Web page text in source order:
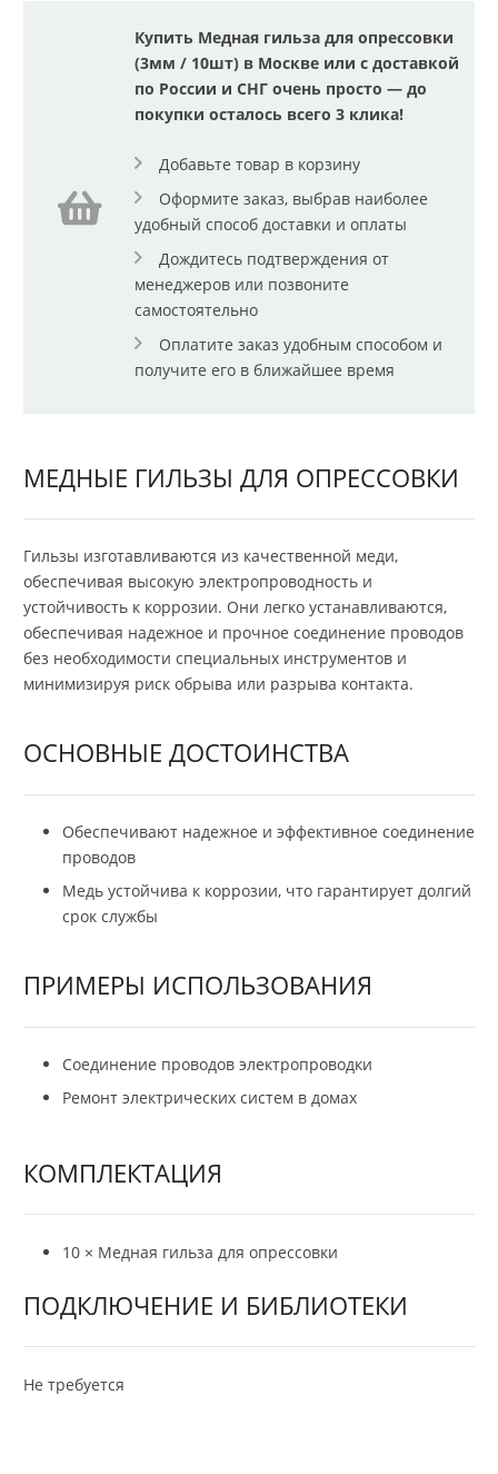
Купить Медная гильза для опрессовки
(3мм / 10шт) в Москве или с доставкой
по России и СНГ очень просто — до
покупки осталось всего 3 клика!
Добавьте товар в корзину
Оформите заказ, выбрав наиболее
удобный способ доставки и оплаты
Дождитесь подтверждения от
менеджеров или позвоните
самостоятельно
Оплатите заказ удобным способом и
получите его в ближайшее время
МЕДНЫЕ ГИЛЬЗЫ ДЛЯ ОПРЕССОВКИ
Гильзы изготавливаются из качественной меди,
обеспечивая высокую электропроводность и
устойчивость к коррозии. Они легко устанавливаются,
обеспечивая надежное и прочное соединение проводов
без необходимости специальных инструментов и
минимизируя риск обрыва или разрыва контакта.
ОСНОВНЫЕ ДОСТОИНСТВА
Обеспечивают надежное и эффективное соединение
проводов
Медь устойчива к коррозии, что гарантирует долгий
срок службы
ПРИМЕРЫ ИСПОЛЬЗОВАНИЯ
Соединение проводов электропроводки
Ремонт электрических систем в домах
КОМПЛЕКТАЦИЯ
10 × Медная гильза для опрессовки
ПОДКЛЮЧЕНИЕ И БИБЛИОТЕКИ
Не требуется